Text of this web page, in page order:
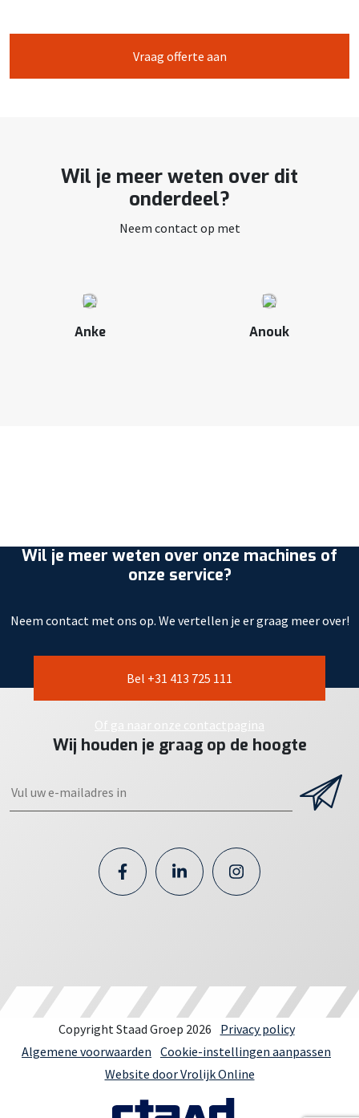
Vraag offerte aan
Wil je meer weten over dit
onderdeel?
Neem contact op met
Anke Anouk
Wil je meer weten over onze machines of
onze service?
Neem contact met ons op. We vertellen je er graag meer over!
Bel +31 413 725 111
Of ga naar onze contactpagina
Wij houden je graag op de hoogte
Copyright Staad Groep 2026
Privacy policy
Algemene voorwaarden Cookie-instellingen aanpassen
Website door Vrolijk Online